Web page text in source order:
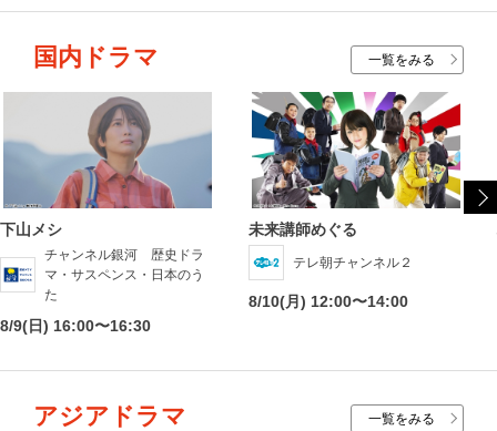
国内ドラマ 一覧をみる
下山メシ
チャンネル銀河 歴史ドラ
マ・サスペンス・日本のう
た
8/9(日) 16:00〜16:30
未来講師めぐる
テレ朝チャンネル２
8/10(月) 12:00〜14:00
アジアドラマ 一覧をみる